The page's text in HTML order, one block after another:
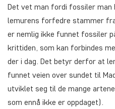
Det vet man fordi fossiler man
lemurens forfedre stammer
er nemlig ikke funnet fossiler
krittiden, som kan forbindes
der i dag. Det betyr derfor at
funnet veien over sundet til
utviklet seg til de mange
som ennå ikke er oppdaget).